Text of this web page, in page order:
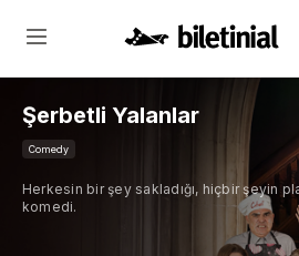
Şerbetli Yalanlar
Comedy
Herkesin bir şey sakladığı, hiçbir şeyin
komedi.